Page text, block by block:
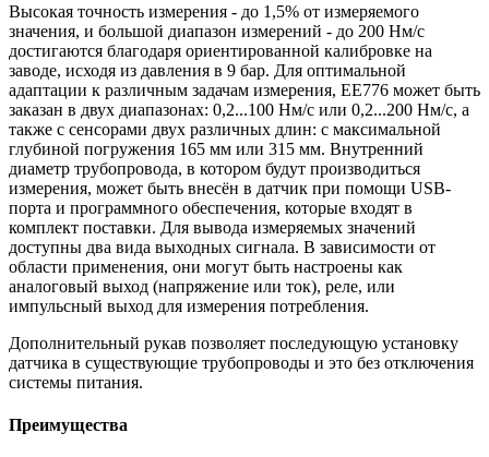
Высокая точность измерения - до 1,5% от измеряемого
значения, и большой диапазон измерений - до 200 Нм/с
достигаются благодаря ориентированной калибровке на
заводе, исходя из давления в 9 бар. Для оптимальной
адаптации к различным задачам измерения, ЕЕ776 может быть
заказан в двух диапазонах: 0,2...100 Нм/с или 0,2...200 Нм/с, а
также с сенсорами двух различных длин: с максимальной
глубиной погружения 165 мм или 315 мм. Внутренний
диаметр трубопровода, в котором будут производиться
измерения, может быть внесён в датчик при помощи USB-
порта и программного обеспечения, которые входят в
комплект поставки. Для вывода измеряемых значений
доступны два вида выходных сигнала. В зависимости от
области применения, они могут быть настроены как
аналоговый выход (напряжение или ток), реле, или
импульсный выход для измерения потребления.
Дополнительный рукав позволяет последующую установку
датчика в существующие трубопроводы и это без отключения
системы питания.
Преимущества